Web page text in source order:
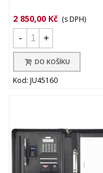
2 850,00 Kč (s DPH)
-
+
DO KOŠÍKU
Kod: JU45160